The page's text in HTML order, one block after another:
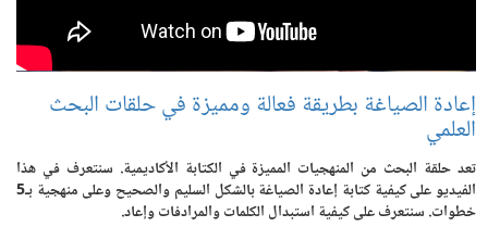
إعادة الصياغة بطريقة فعالة ومميزة في حلقات البحث
العلمي
تعد حلقة البحث من المنهجيات المميزة في الكتابة الأكاديمية. سنتعرف في هذا
الفيديو على كيفية كتابة إعادة الصياغة بالشكل السليم والصحيح وعلى منهجية بـ5
خطوات. سنتعرف على كيفية استبدال الكلمات والمرادفات وإعاد.